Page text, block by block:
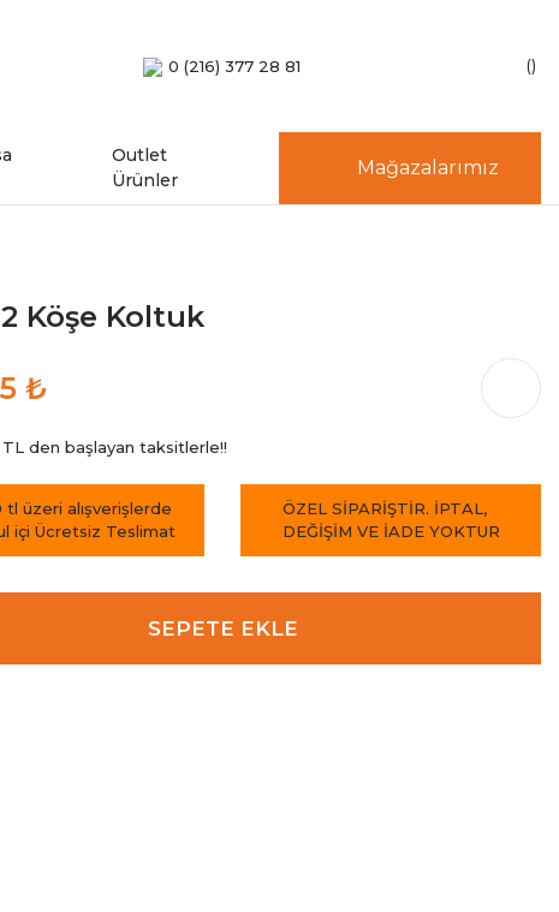
0 (216) 377 28 81
Outlet
Ürünler
Mağazalarımız
Köşe Koltuk
₺
den başlayan taksitlerle!!
tl üzeri alışverişlerde
içi Ücretsiz Teslimat
ÖZEL SİPARİŞTİR. İPTAL,
DEĞİŞİM VE İADE YOKTUR
SEPETE EKLE